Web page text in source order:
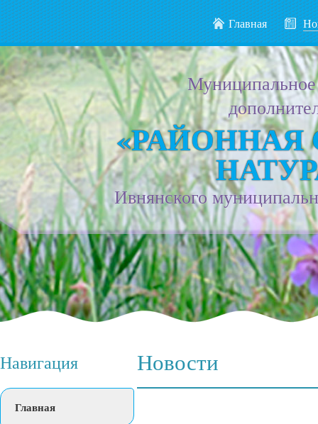
Главная
Ивнянского
Навигация
Главная
Новости